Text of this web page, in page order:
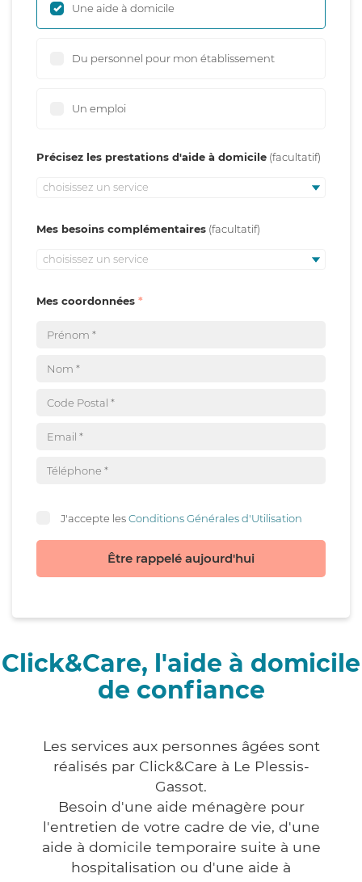
Une aide à domicile
Du personnel pour mon établissement
Un emploi
Précisez les prestations d'aide à domicile
choisissez un service
Mes besoins complémentaires
choisissez un service
Mes coordonnées
J'accepte lesConditions Générales d'Utilisation
Être rappelé aujourd'hui
Click&Care, l'aide à domicile
de confiance
Les services aux personnes âgées sont
réalisés par Click&Care à Le Plessis-
Gassot.
Besoin d'une aide ménagère pour
l'entretien de votre cadre de vie, d'une
aide à domicile temporaire suite à une
hospitalisation ou d'une aide à